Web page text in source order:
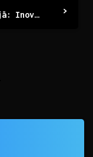
Digitālā aģentūra Latvijā: Inovācijas un iespējas mūsdienās